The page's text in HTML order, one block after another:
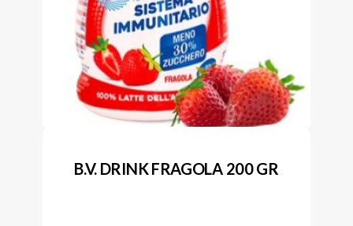
B.V. DRINK FRAGOLA 200 GR